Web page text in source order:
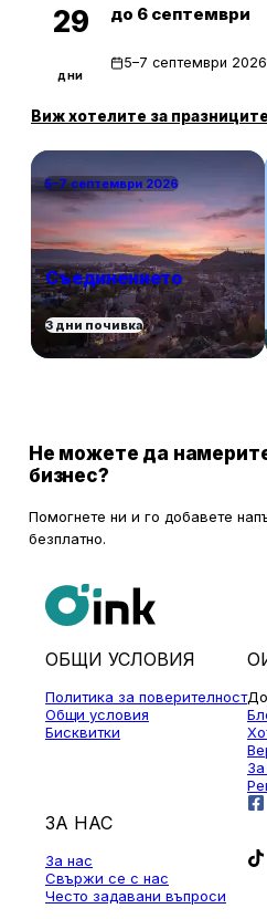
29
дни
до 6 септември
5–7 септември 2026
Виж хотелите за празниците
5–7 септември 2026
Съединението
3 дни почивка
Не можете да
бизнес?
Помогнете ни и го добавете
безплатно.
ОБЩИ УСЛОВИЯ
Политика за поверителност
Общи условия
Бисквитки
ЗА НАС
За нас
Свържи се с нас
Често задавани въпроси